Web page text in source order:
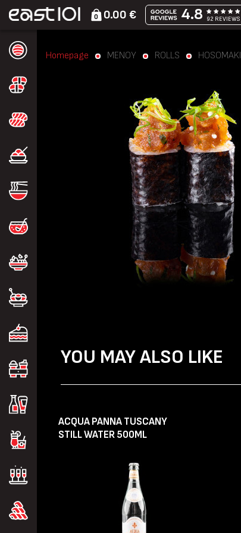
0 0.00 € 4.8 92 REVIEWS
Homepage ΜΕΝΟΥ ROLLS HOSOMAKI
YOU MAY ALSO LIKE
ACQUA PANNA TUSCANY
STILL WATER 500ML